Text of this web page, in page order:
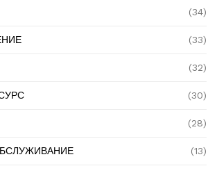
(34)
(33)
(32)
(30)
(28)
(13)